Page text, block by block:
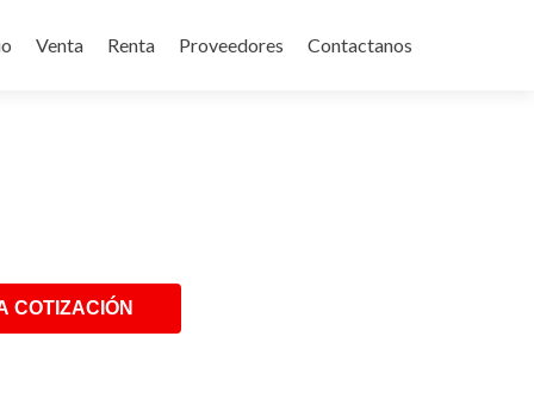
Venta Renta Proveedores Contactanos
COTIZACIÓN